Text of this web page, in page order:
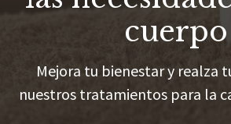
cuerpo
Mejora tu bienestar y realza
nuestros tratamientos para la